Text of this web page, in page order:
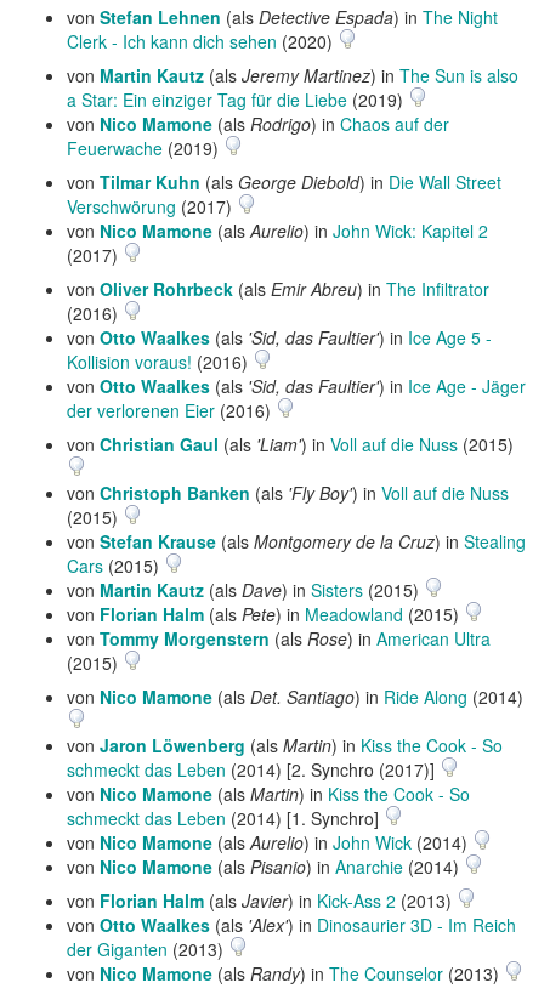
von Stefan Lehnen (als Detective Espada) in The Night
Clerk - Ich kann dich sehen (2020)
von Martin Kautz (als Jeremy Martinez) in The Sun is also
a Star: Ein einziger Tag für die Liebe (2019)
von Nico Mamone (als Rodrigo) in Chaos auf der
Feuerwache (2019)
von Tilmar Kuhn (als George Diebold) in Die Wall Street
Verschwörung (2017)
von Nico Mamone (alsAurelio) in John Wick: Kapitel 2
(2017)
von Oliver Rohrbeck (als Emir Abreu) in The Infiltrator
(2016)
von Otto Waalkes (als 'Sid, das Faultier') in Ice Age 5 -
Kollision voraus! (2016)
von Otto Waalkes (als 'Sid, das Faultier') in Ice Age - Jäger
der verlorenen Eier (2016)
von Christian Gaul (als 'Liam') in Voll auf die Nuss (2015)
von Christoph Banken (als 'Fly Boy') in Voll auf die Nuss
(2015)
von Stefan Krause (als Montgomery de la Cruz) in Stealing
Cars (2015)
von Martin Kautz (als Dave) in Sisters (2015)
von Florian Halm (als Pete) in Meadowland (2015)
von Tommy Morgenstern (als Rose) in American Ultra
(2015)
von Nico Mamone (als Det. Santiago) in Ride Along (2014)
von Jaron Löwenberg (als Martin) in Kiss the Cook - So
schmeckt das Leben (2014) [2. Synchro (2017)]
von Nico Mamone (als Martin) in Kiss the Cook - So
schmeckt das Leben (2014) [1. Synchro]
von Nico Mamone (alsAurelio) in John Wick (2014)
von Nico Mamone (als Pisanio) in Anarchie (2014)
von Florian Halm (als Javier) in Kick-Ass 2 (2013)
von Otto Waalkes (als 'Alex') in Dinosaurier 3D - Im Reich
der Giganten (2013)
von Nico Mamone (als Randy) in The Counselor (2013)